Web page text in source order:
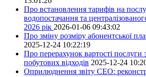
Про встановлення тарифів на
водопостачання та
2026 рік 2026-01-06 09:43:02
Про зміну розміру абонентської
2025-12-24 10:22:19
Про перерахунок вартості послуги
побутових відходів 2025-12-24
Оприлюднення звіту СЕО: